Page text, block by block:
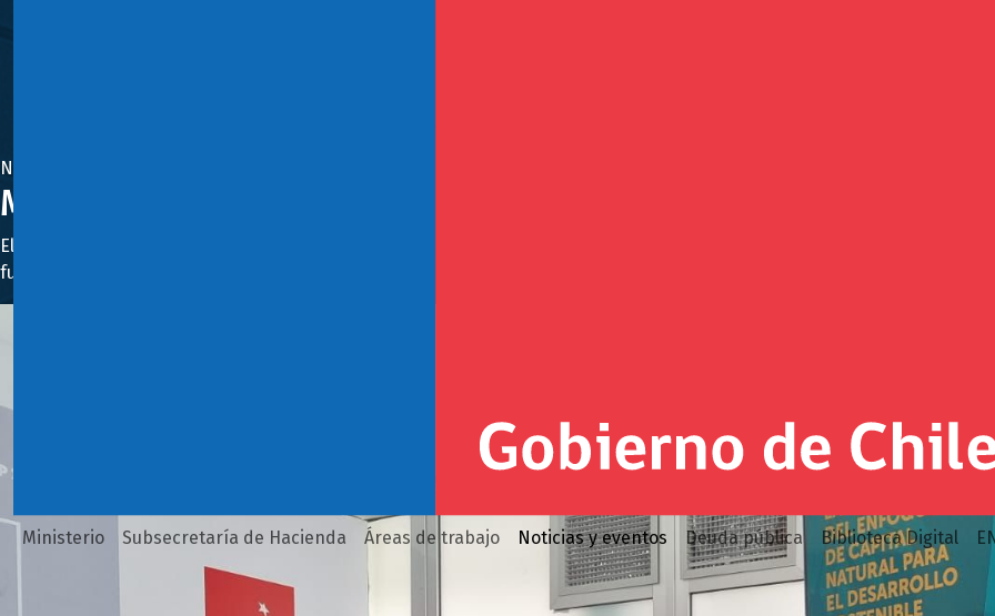
Ministerio Subsecretaría de Hacienda Áreas de trabajo Noticias y eventos Deuda pública Biblioteca Digital
Noviembre 6, 2024
Ministerio de Hacienda expone en COP 16 avances y
El asesor de Finanzas Sostenibles del Ministerio de Hacienda, Jaime Tramón, participó del evento organizado en
funcionamiento del comité.